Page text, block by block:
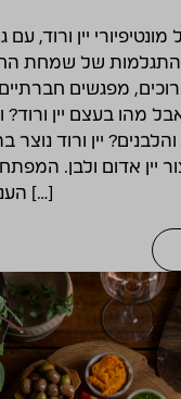
יין ורוד, עם
של שמחת
מפגשים
מהו בעצם יין ורוד?
יין ורוד
יין אדום ולבן.
הענבים. יינות רוזה […]